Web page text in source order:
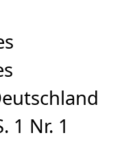
1 Nr. 1